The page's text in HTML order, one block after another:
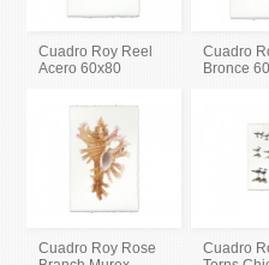
Cuadro Roy Reel
Acero 60x80
Cuadro
Bronce
Cuadro Roy Rose
Cuadro